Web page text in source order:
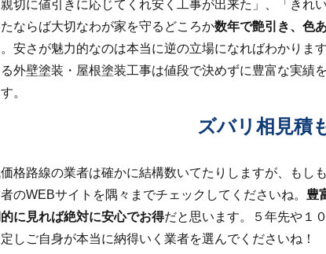
親切に値引きに応じてくれ安く工事が出来た」、「き
ならば大切なわが家を守るどころか数年で艶引き、色
。安さが魅力的なのは本当に逆の立場になればわかり
外壁塗装・屋根塗装工事は値段で決めずに豊富な実績
。
ズバリ相見積
格路線の業者は確かに結構数いてたりしますが、もし
のWEBサイトを隅々までチェックしてくださいね。 豊
に見れば絶対に安心でお得だと思います。５年先や１
しご自身が本当に納得いく業者を選んでくださいね！